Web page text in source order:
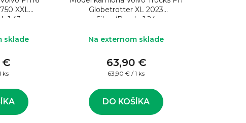
XXL
1:43
sklade
€
ks
Globetrotter XL 2023
Silver/Purple 1:24
Na externom sklade
63,90 €
Jednotková
63,90 € / 1 ks
DO KOŠÍKA